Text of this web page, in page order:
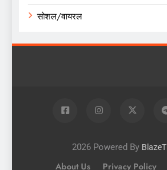
सोशल/वायरल
2026 Powered By
About Us Privacy Policy